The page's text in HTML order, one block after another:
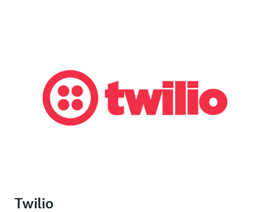
Twilio